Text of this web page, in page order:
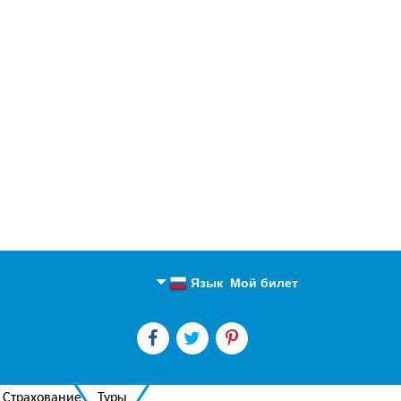
Мой билет
Язык
Английский